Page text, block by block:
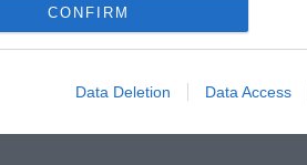
CONFIRM
Data Deletion Data Access